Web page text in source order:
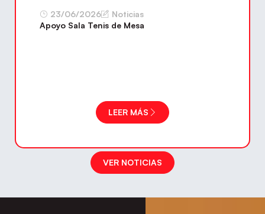
23/06/2026
Noticias
Apoyo Sala Tenis de Mesa
LEER MÁS
VER NOTICIAS